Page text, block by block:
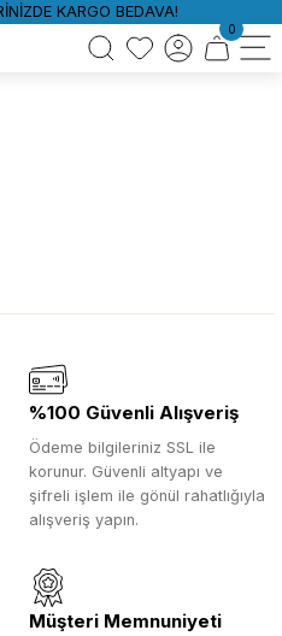
KARGO BEDAVA!
0
%100 Güvenli Alışveriş
Ödeme bilgileriniz SSL ile
korunur. Güvenli altyapı ve
şifreli işlem ile gönül rahatlığıyla
alışveriş yapın.
Müşteri Memnuniyeti